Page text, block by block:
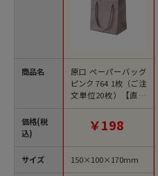
商品名
価格(税
込)
サイズ
原口 ペーパーバッグ
ピンク 764 1枚（ご注
文単位20枚）【直送
品】
￥198
150×100×170mm